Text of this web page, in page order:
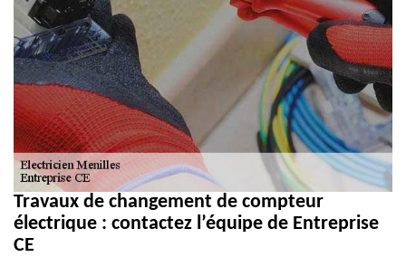
Travaux de changement de compteur
électrique : contactez l’équipe de Entreprise
CE